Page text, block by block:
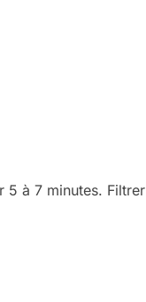
5 à 7 minutes. Filtrer